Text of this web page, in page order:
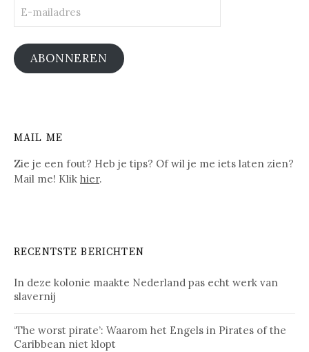
mailadres
ABONNEREN
MAIL ME
Zie je een fout? Heb je tips? Of wil je me iets laten zien?
Mail me! Klik hier.
RECENTSTE BERICHTEN
In deze kolonie maakte Nederland pas echt werk van
slavernij
‘The worst pirate’: Waarom het Engels in Pirates of the
Caribbean niet klopt